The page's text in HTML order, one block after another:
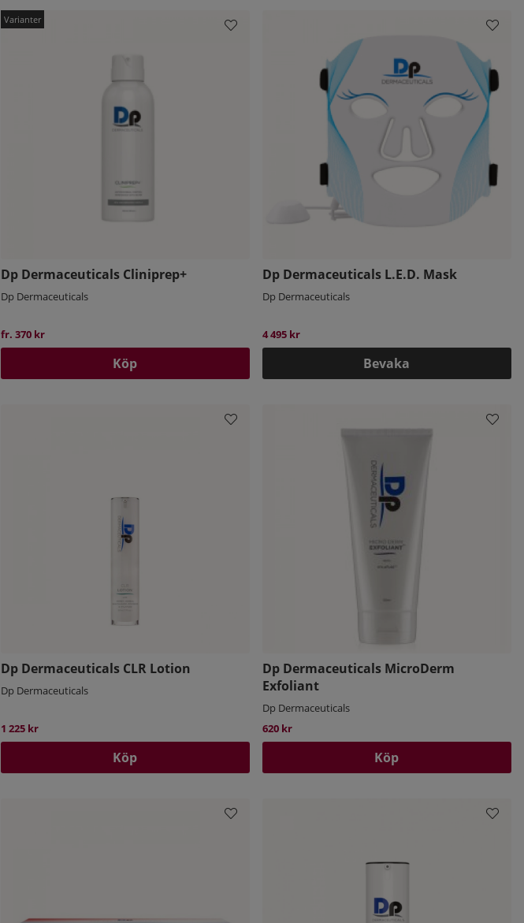
Dp Dermaceuticals Cliniprep+
Dp Dermaceuticals
fr. 370 kr
Köp
Dp Dermaceuticals L.E.D. Mask
Dp Dermaceuticals
4 495 kr
Bevaka
Dp Dermaceuticals CLR Lotion
Dp Dermaceuticals
1 225 kr
Köp
Dp Dermaceuticals MicroDerm
Exfoliant
Dp Dermaceuticals
620 kr
Köp